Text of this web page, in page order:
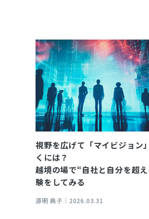
視野を広げて「マイビジョン
くには？
越境の場で“自社と自分を超
験をしてみる
源明 典子｜ 2026.03.31